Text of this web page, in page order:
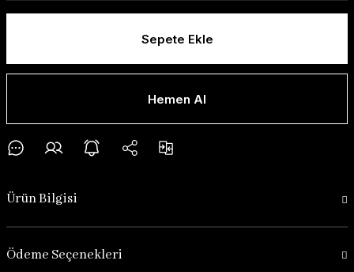
Sepete Ekle
Hemen Al
Ürün Bilgisi
Ödeme Seçenekleri